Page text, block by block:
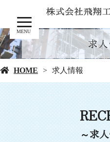
MENU
求
HOME 求人情報
～求